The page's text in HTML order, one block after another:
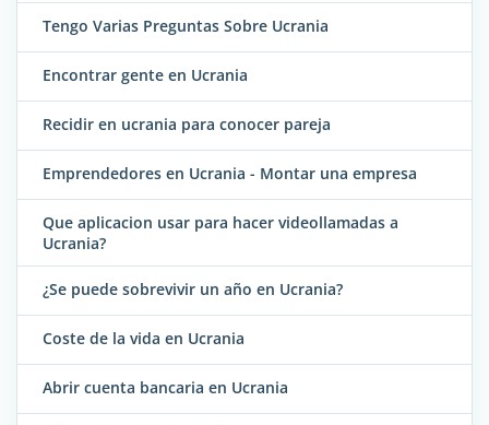
Tengo Varias Preguntas Sobre Ucrania
Encontrar gente en Ucrania
Recidir en ucrania para conocer pareja
Emprendedores en Ucrania - Montar una empresa
Que aplicacion usar para hacer videollamadas a
Ucrania?
¿Se puede sobrevivir un año en Ucrania?
Coste de la vida en Ucrania
Abrir cuenta bancaria en Ucrania